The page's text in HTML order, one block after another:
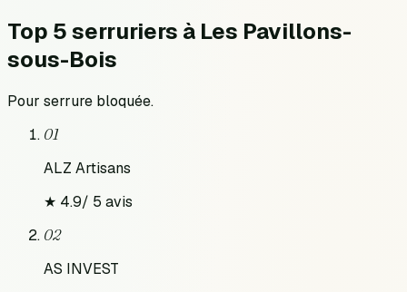
Top 5 serruriers à Les Pavillons-
sous-Bois
Pour serrure bloquée.
01
ALZ Artisans
★ 4.9/ 5 avis
02
AS INVEST